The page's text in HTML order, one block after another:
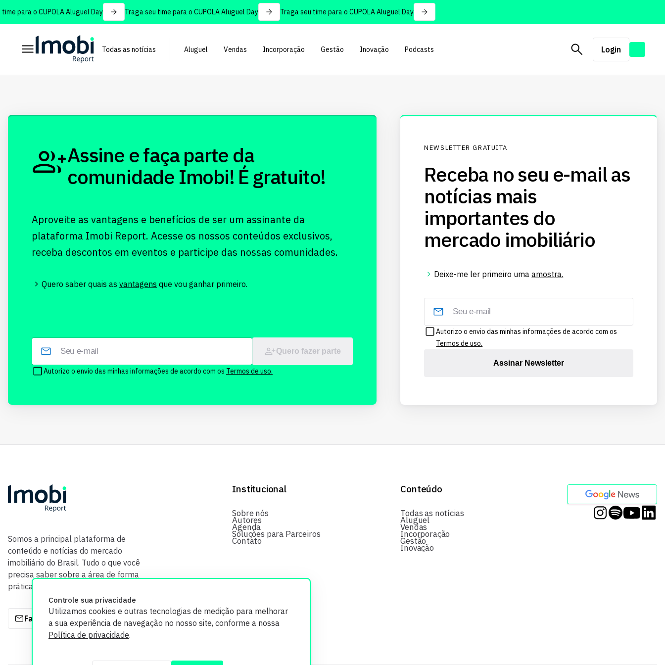
para o CUPOLA Aluguel Day Traga seu time para o CUPOLA Aluguel Day Traga seu time para o CUPOLA Aluguel Day
Todas as notícias Aluguel Vendas Incorporação Gestão Inovação Podcasts Login
Controle sua privacidade
Utilizamos cookies e outras tecnologias de medição para melhorar
a sua experiência de navegação no nosso site, conforme a nossa
Política de privacidade.
Assine e faça parte da
comunidade Imobi! É gratuito!
Aproveite as vantagens e benefícios de ser um assinante da
plataforma Imobi Report. Acesse os nossos conteúdos exclusivos,
receba descontos em eventos e participe das nossas comunidades.
Quero saber quais as vantagens que vou ganhar primeiro.
Quero fazer parte
Autorizo o envio das minhas informações de acordo com os Termos de uso.
NEWSLETTER GRATUITA
Receba no seu e-mail as
notícias mais
importantes do
mercado imobiliário
Deixe-me ler primeiro umaamostra.
Autorizo o envio das minhas informações de acordo com os
Termos de uso.
Assinar Newsletter
Somos a principal plataforma de
conteúdo e notícias do mercado
imobiliário do Brasil. Tudo o que você
precisa saber sobre a área de forma
prática e com credibilidade.
Fale com a gente
Institucional
Sobre nós
Autores
Agenda
Soluções para Parceiros
Contato
Conteúdo
Todas as notícias
Aluguel
Vendas
Incorporação
Gestão
Inovação